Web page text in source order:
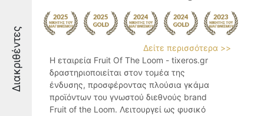
Διακριθέντες
Δείτε περισσότερα >>
Η εταιρεία Fruit Of The Loom - tixeros.gr
δραστηριοποιείται στον τομέα της
ένδυσης, προσφέροντας πλούσια γκάμα
προϊόντων του γνωστού διεθνούς brand
Fruit of the Loom. Λειτουργεί ως φυσικό